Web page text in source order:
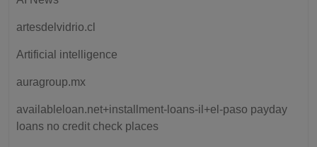
artesdelvidrio.cl
Artificial intelligence
auragroup.mx
availableloan.net+installment-loans-il+el-paso payday
loans no credit check places